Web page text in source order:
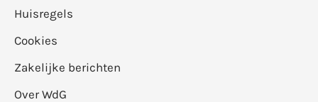
Huisregels
Cookies
Zakelijke berichten
Over WdG